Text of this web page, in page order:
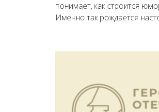
понимает, как строится
Именно так рождается